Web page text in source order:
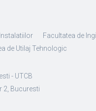
Facultatea de
de Utilaj Tehnologic
- UTCB
2, Bucuresti